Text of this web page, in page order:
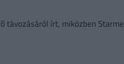
távozásáról írt, miközben